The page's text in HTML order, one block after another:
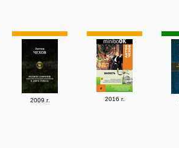
2009 г. 2016 г.